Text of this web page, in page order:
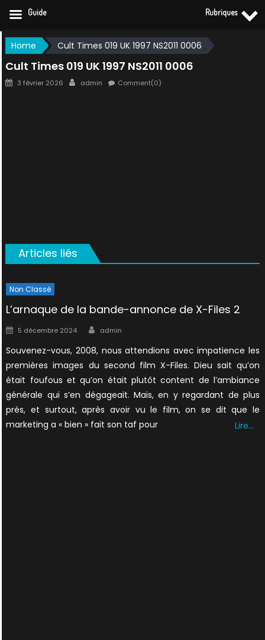
Skip
to
content
Home Cult Times 019 UK 1997 NS2011 0006
Cult Times 019 UK 1997 NS2011 0006
Posted
3 février 2026 Author
admin Comment(0)
Articles liés
Non Classé
L’arnaque de la bande-annonce de X-Files 2
Posted
5 décembre 2024 Author
admin
Souvenez-vous, 2008, nous attendions avec impatience les
premières images du second film X-Files. Dieu sait qu’on
était foufous et qu’on était plutôt content de l’ambiance
générale qui s’en dégageait. Mais, en y regardant de plus
près, et surtout, après avoir vu le film, on se dit que le
marketing a « bien » fait son taf pour
Lire…
Guide Rubriques